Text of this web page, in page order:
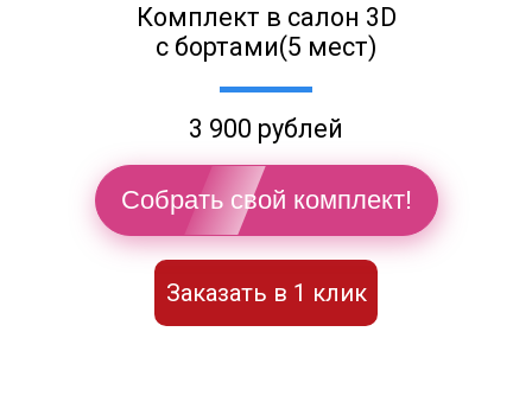
Комплект в салон 3D
с бортами(5 мест)
3 900 рублей
Собрать свой комплект!
Заказать в 1 клик